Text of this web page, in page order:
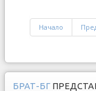
Начало
БРАТ-БГ